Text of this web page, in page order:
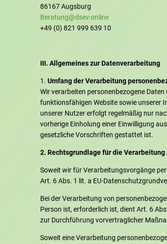
86167 Augsburg
Beratung@dsev.online
+49 (0) 821 999 639 10
III. Allgemeines zur Datenverarbeitung
Umfang der Verarbeitung
Wir verarbeiten personenbezogene
funktionsfähigen Website sowie unserer
unserer Nutzer erfolgt regelmäßig nur
vorherige Einholung einer Einwilligung
gesetzliche Vorschriften gestattet ist.
2. Rechtsgrundlage für die
Soweit wir für Verarbeitungsvorgänge
Art. 6 Abs. 1 lit. a EU-
Bei der Verarbeitung von
Person ist, erforderlich ist, dient Art. 6
zur Durchführung vorvertraglicher
Soweit eine Verarbeitung